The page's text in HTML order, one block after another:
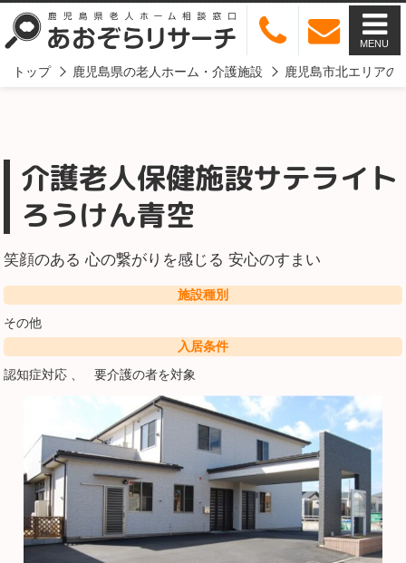
MENU
トップ 鹿児島県の老人ホーム・介護施設 鹿児島市北エリアの
介護老人保健施設サテライト
ろうけん青空
笑顔のある 心の繋がりを感じる 安心のすまい
施設種別
その他
入居条件
認知症対応
要介護の者を対象